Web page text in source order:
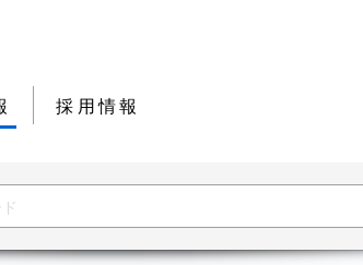
採用情報